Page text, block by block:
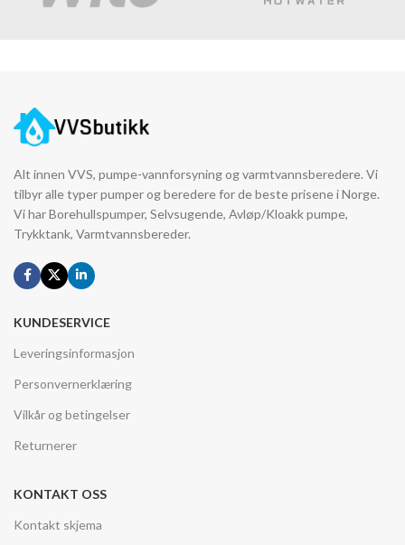
Alt innen VVS, pumpe-vannforsyning og varmtvannsberedere. Vi
tilbyr alle typer pumper og beredere for de beste prisene i Norge.
Vi har Borehullspumper, Selvsugende, Avløp/Kloakk pumpe,
Trykktank, Varmtvannsbereder.
KUNDESERVICE
Leveringsinformasjon
Personvernerklæring
Vilkår og betingelser
Returnerer
KONTAKT OSS
Kontakt skjema